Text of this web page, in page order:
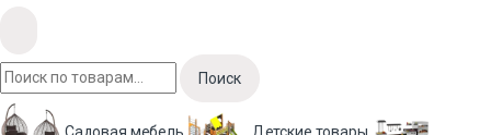
Поиск
Садовая мебель Детские товары